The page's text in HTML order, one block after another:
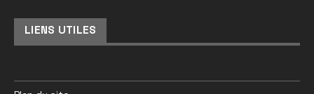
LIENS UTILES